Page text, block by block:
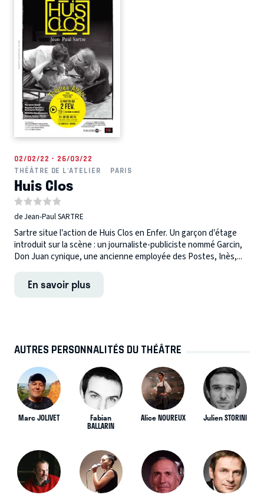
02/02/22 - 26/03/22
THÉÂTRE DE L'ATELIER
PARIS
Huis Clos
de Jean-Paul SARTRE
Sartre situe l’action de Huis Clos en Enfer. Un garçon d’étage
introduit sur la scène : un journaliste-publiciste nommé Garcin,
Don Juan cynique, une ancienne employée des Postes, Inès,...
En savoir plus
AUTRES PERSONNALITÉS DU THÉÂTRE
Marc JOLIVET Fabian
BALLARIN
Alice NOUREUX Julien STORINI